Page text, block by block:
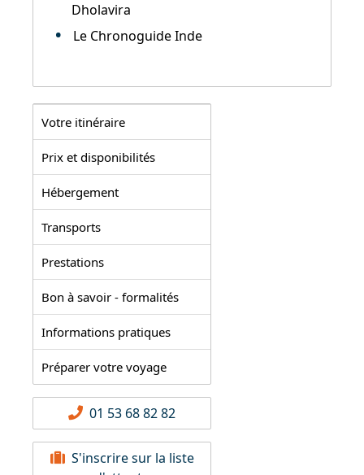
Dholavira
Le Chronoguide Inde
Votre itinéraire
Prix et disponibilités
Hébergement
Transports
Prestations
Bon à savoir - formalités
Informations pratiques
Préparer votre voyage
01 53 68 82 82
S'inscrire sur la liste